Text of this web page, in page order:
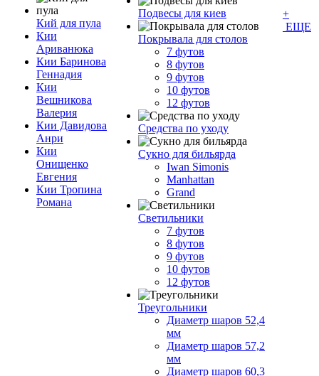
Кий для пула
Кии
Ариванюка
Кии Баринова
Геннадия
Кии
Вешникова
Валерия
Кии Давидова
Анри
Кии
Онищенко
Евгения
Кии Тропина
Романа
Подвесы для киев
Покрывала для столов
7 футов
8 футов
9 футов
10 футов
12 футов
Средства по уходу
Сукно для бильярда
Iwan Simonis
Manhattan
Grand
Светильники
7 футов
8 футов
9 футов
10 футов
12 футов
Треугольники
Диаметр шаров 52,4
мм
Диаметр шаров 57,2
мм
Диаметр шаров 60,3
+
ЕЩЕ